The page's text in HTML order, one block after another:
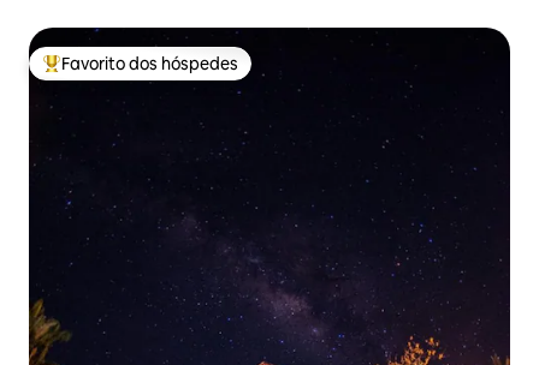
Favoritos dos hóspedes mais apreciados
Favorito dos hóspedes